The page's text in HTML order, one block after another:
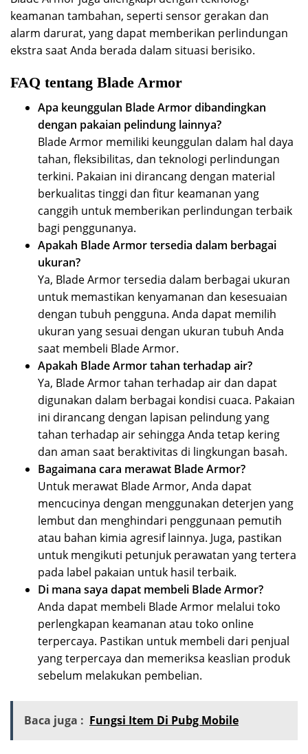
keamanan tambahan, seperti sensor gerakan dan
alarm darurat, yang dapat memberikan perlindungan
ekstra saat Anda berada dalam situasi berisiko.
FAQ tentang Blade Armor
Apa keunggulan Blade Armor dibandingkan
dengan pakaian pelindung lainnya?
Blade Armor memiliki keunggulan dalam hal daya
tahan, fleksibilitas, dan teknologi perlindungan
terkini. Pakaian ini dirancang dengan material
berkualitas tinggi dan fitur keamanan yang
canggih untuk memberikan perlindungan terbaik
bagi penggunanya.
Apakah Blade Armor tersedia dalam berbagai
ukuran?
Ya, Blade Armor tersedia dalam berbagai ukuran
untuk memastikan kenyamanan dan kesesuaian
dengan tubuh pengguna. Anda dapat memilih
ukuran yang sesuai dengan ukuran tubuh Anda
saat membeli Blade Armor.
Apakah Blade Armor tahan terhadap air?
Ya, Blade Armor tahan terhadap air dan dapat
digunakan dalam berbagai kondisi cuaca. Pakaian
ini dirancang dengan lapisan pelindung yang
tahan terhadap air sehingga Anda tetap kering
dan aman saat beraktivitas di lingkungan basah.
Bagaimana cara merawat Blade Armor?
Untuk merawat Blade Armor, Anda dapat
mencucinya dengan menggunakan deterjen yang
lembut dan menghindari penggunaan pemutih
atau bahan kimia agresif lainnya. Juga, pastikan
untuk mengikuti petunjuk perawatan yang tertera
pada label pakaian untuk hasil terbaik.
Di mana saya dapat membeli Blade Armor?
Anda dapat membeli Blade Armor melalui toko
perlengkapan keamanan atau toko online
terpercaya. Pastikan untuk membeli dari penjual
yang terpercaya dan memeriksa keaslian produk
sebelum melakukan pembelian.
Baca juga : Fungsi Item Di Pubg Mobile